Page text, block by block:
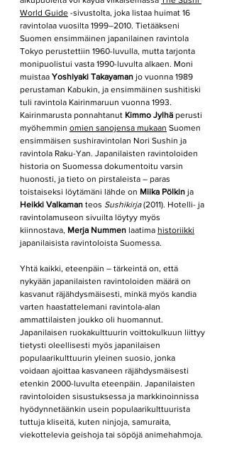
World Guide -sivustolta, joka listaa huimat 16
ravintolaa vuosilta 1999–2010. Tietääkseni
Suomen ensimmäinen japanilainen ravintola
Tokyo perustettiin 1960-luvulla, mutta tarjonta
monipuolistui vasta 1990-luvulta alkaen. Moni
muistaa Yoshiyaki Takayaman jo vuonna 1989
perustaman Kabukin, ja ensimmäinen sushitiski
tuli ravintola Kairinmaruun vuonna 1993.
Kairinmarusta ponnahtanut Kimmo Jylhä perusti
myöhemmin omien sanojensa mukaan Suomen
ensimmäisen sushiravintolan Nori Sushin ja
ravintola Raku-Yan. Japanilaisten ravintoloiden
historia on Suomessa dokumentoitu varsin
huonosti, ja tieto on pirstaleista – paras
toistaiseksi löytämäni lähde on Miika Pölkin ja
Heikki Valkaman teos Sushikirja (2011). Hotelli- ja
ravintolamuseon sivuilta löytyy myös
kiinnostava, Merja Nummen laatima historiikki
japanilaisista ravintoloista Suomessa.
Yhtä kaikki, eteenpäin – tärkeintä on, että
nykyään japanilaisten ravintoloiden määrä on
kasvanut räjähdysmäisesti, minkä myös kandia
varten haastattelemani ravintola-alan
ammattilaisten joukko oli huomannut.
Japanilaisen ruokakulttuurin voittokulkuun liittyy
tietysti oleellisesti myös japanilaisen
populaarikulttuurin yleinen suosio, jonka
voidaan ajoittaa kasvaneen räjähdysmäisesti
etenkin 2000-luvulta eteenpäin. Japanilaisten
ravintoloiden sisustuksessa ja markkinoinnissa
hyödynnetäänkin usein populaarikulttuurista
tuttuja kliseitä, kuten ninjoja, samuraita,
viekottelevia geishoja tai söpöjä animehahmoja.